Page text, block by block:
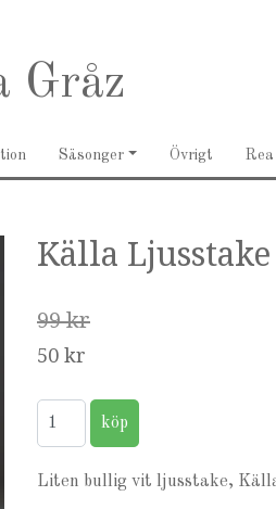
Gråz
Säsonger Övrigt Rea
Källa
99 kr
50 kr
Liten bullig vit ljusstake,